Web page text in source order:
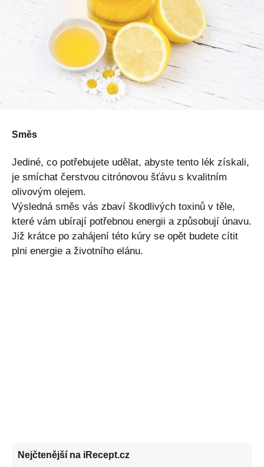
Směs
Jediné, co potřebujete udělat, abyste tento lék získali,
je smíchat čerstvou citrónovou šťávu s kvalitním
olivovým olejem.
Výsledná směs vás zbaví škodlivých toxinů v těle,
které vám ubírají potřebnou energii a způsobují únavu.
Již krátce po zahájení této kúry se opět budete cítit
plni energie a životního elánu.
Nejčtenější na iRecept.cz